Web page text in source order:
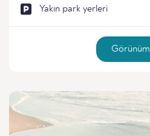
Yakın park yerleri
Görünüm